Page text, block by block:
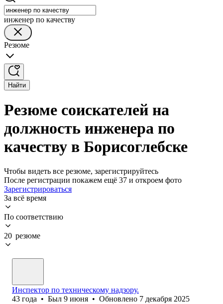
инженер по качеству
Резюме
Найти
Резюме соискателей на
должность инженера по
качеству в Борисоглебске
Чтобы видеть все резюме, зарегистрируйтесь
После регистрации покажем ещё 37 и откроем фото
Зарегистрироваться
За всё время
По соответствию
20 резюме
Инспектор по техническому надзору.
43 года • Был 9 июня • Обновлено 7 декабря 2025